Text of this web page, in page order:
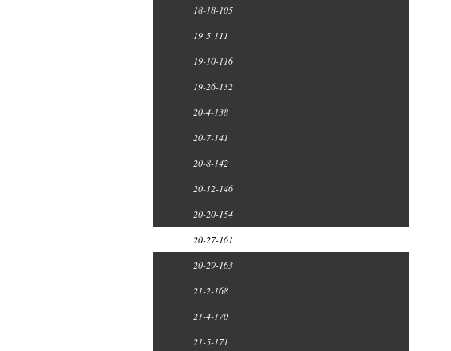
18-18-105
19-5-111
19-10-116
19-26-132
20-4-138
20-7-141
20-8-142
20-12-146
20-20-154
20-27-161
20-29-163
21-2-168
21-4-170
21-5-171